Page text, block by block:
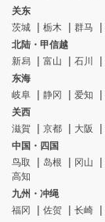
关东
茨城
栃木 群马
北陆・甲信越
新舄
富山 石川
东海
岐阜
静冈 爱知
关西
滋賀
京都 大阪
中国・四国
鸟取
岛根 冈山
高知
九州・冲绳
福冈
佐贺 长崎